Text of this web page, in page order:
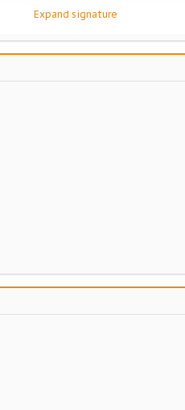
Expand signature
pobedy-i-gaz-m-1.13255/